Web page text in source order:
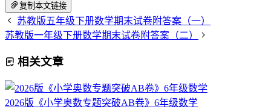
复制本文链接
苏教版五年级下册数学期末试卷附答案（一）
苏教版一年级下册数学期末试卷附答案（二）
相关文章
2026版《小学奥数专题突破AB卷》6年级数学